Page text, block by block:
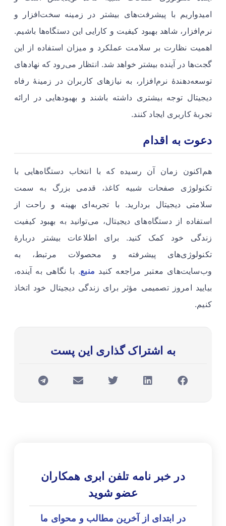
امیدواریم با پیشرفت‌های بیشتر در زمینه سخت‌افزار و
نرم‌افزار، شاهد بهبود کیفیت و کارایی این دستگاه‌ها باشیم.
اهمیت نظارت بر سلامت عملکرد و میزان استفاده از این
گجت‌ها در آینده بیشتر خواهد شد. انتظار می‌رود که نهادهای
توسعه‌دهندۀ نرم‌افزار، به نیازهای کاربران در زمینۀ رفاه
دیجیتال توجه بیشتری داشته باشند و بهبودهایی در ارائه
تجربۀ کاربری ایجاد کنند.
دعوت به اقدام
هم‌اکنون زمان آن رسیده که با انتخاب دستگاه‌هایی با
تکنولوژی صفحات شبیه کاغذ، قدمی بزرگ به سمت
سلامتی دیجیتال بردارید. با تجربه‌ای بهینه و راحت از
استفاده از دستگاه‌های دیجیتال، می‌توانید به بهبود کیفیت
زندگی خود کمک کنید. برای اطلاعات بیشتر دربارۀ
تکنولوژی‌های پیشرفته و محصولات مرتبط، به
وب‌سایت‌های معتبر مراجعه کنید منبع. با نگاهی به آینده،
بیایید امروز تصمیمی مؤثر برای زندگی دیجیتال خود اتخاذ
کنیم.
به اشتراک گذاری این پست
در خبر نامه تلفن ابری همکاران
عضو شوید
در ابتدای از آخرین مطالب و محوای ما